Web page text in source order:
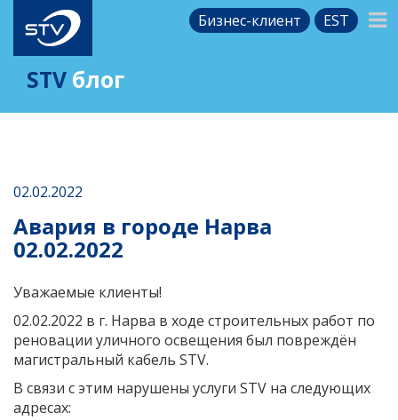
Бизнес-клиент EST
STV блог
02.02.2022
Авария в городе Нарва
02.02.2022
Уважаемые клиенты!
02.02.2022 в г. Нарва в ходе строительных работ по
реновации уличного освещения был повреждён
магистральный кабель STV.
В связи с этим нарушены услуги STV на следующих
адресах: